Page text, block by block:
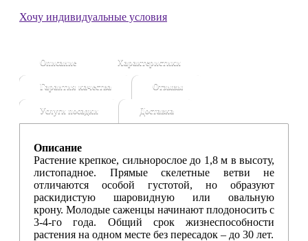
Хочу индивидуальные условия
Описание Характеристики
Гарантия качества Отзывы
Услуги посадки Доставка
Описание
Растение крепкое, сильнорослое до 1,8 м в высоту,
листопадное. Прямые скелетные ветви не
отличаются особой густотой, но образуют
раскидистую шаровидную или овальную
крону. Молодые саженцы начинают плодоносить с
3-4-го года. Общий срок жизнеспособности
растения на одном месте без пересадок – до 30 лет.